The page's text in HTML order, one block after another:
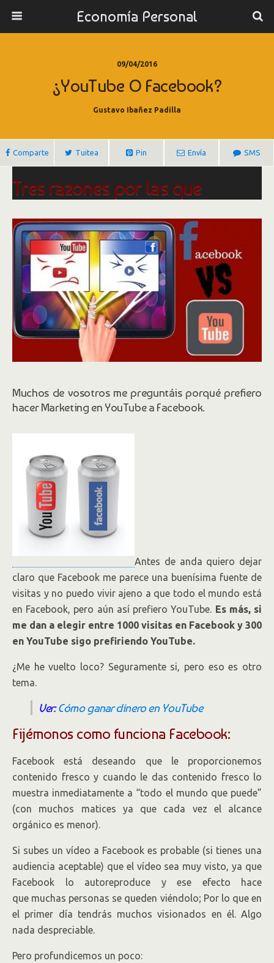
Economía Personal
09/04/2016
¿YouTube O Facebook?
Gustavo Ibañez Padilla
Comparte Tuitea Pin Envía SMS
Tres razones por las que
prefiero YouTube a Facebook
Por Oscar Martín.
Muchos de vosotros me preguntáis porqué prefiero
hacer Marketing en YouTube a Facebook.
Antes de anda quiero dejar
claro que Facebook me parece una buenísima fuente de
visitas y no puedo vivir ajeno a que todo el mundo está
en Facebook, pero aún así prefiero YouTube. Es más, si
me dan a elegir entre 1000 visitas en Facebook y 300
en YouTube sigo prefiriendo YouTube.
¿Me he vuelto loco? Seguramente si, pero eso es otro
tema.
Ver: Cómo ganar dinero en YouTube
Fijémonos como funciona Facebook:
Facebook está deseando que le proporcionemos
contenido fresco y cuando le das contenido fresco lo
muestra inmediatamente a “todo el mundo que puede”
(con muchos matices ya que cada vez el alcance
orgánico es menor).
Si subes un vídeo a Facebook es probable (si tienes una
audiencia aceptable) que el vídeo sea muy visto, ya que
Facebook lo autoreproduce y ese efecto hace
que muchas personas se queden viéndolo; Por lo que en
el primer día tendrás muchos visionados en él. Algo
nada despreciable.
Pero profundicemos un poco: